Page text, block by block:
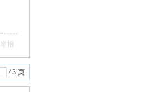
举报
/ 3 页